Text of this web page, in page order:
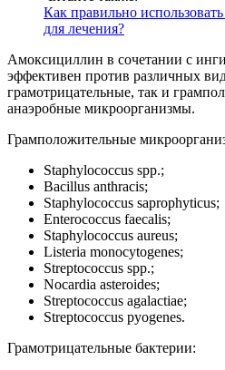
Как правильно
для лечения?
Амоксициллин в сочетании с
эффективен против различных
грамотрицательные, так и
анаэробные микроорганизмы.
Грамположительные
Staphylococcus spp.;
Bacillus anthracis;
Staphylococcus saprophyticus;
Enterococcus faecalis;
Staphylococcus aureus;
Listeria monocytogenes;
Streptococcus spp.;
Nocardia asteroides;
Streptococcus agalactiae;
Streptococcus pyogenes.
Грамотрицательные бактерии: